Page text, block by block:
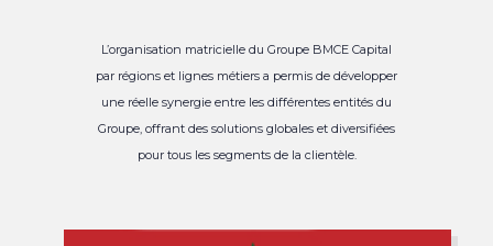
L’organisation matricielle du Groupe BMCE Capital
par régions et lignes métiers a permis de développer
une réelle synergie entre les différentes entités du
Groupe, offrant des solutions globales et diversifiées
pour tous les segments de la clientèle.